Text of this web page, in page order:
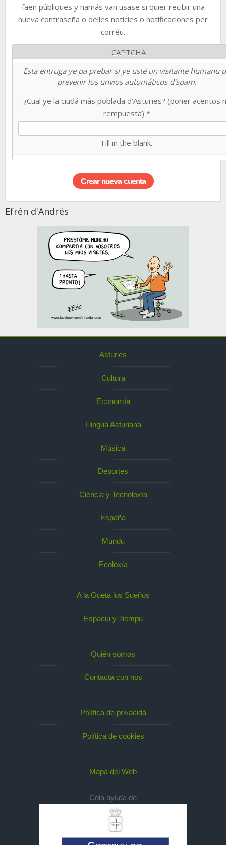
faen públiques y namás van usase si quier recibir una
nueva contraseña o delles noticies o notificaciones per
corréu.
CAPTCHA
Esta entruga ye pa prebar si ye usté un visitante humanu
prevenir los unvios automáticos d'spam.
¿Cual ye la ciudá más poblada d'Asturies? (poner acentos
rempuesta) *
Fill in the blank.
Efrén d'Andrés
Asturies
Cultura
Economía
Llingua Asturiana
Música
Deportes
Ciencia y Tecnoloxía
España
Mundu
Ecoloxía
A la Gueta los Sueños
Espaciu y Tiempu
Quién somos
Contacta con nos
Política de privacidá
Política de cookies
Mapa del Web
Cola ayuda de